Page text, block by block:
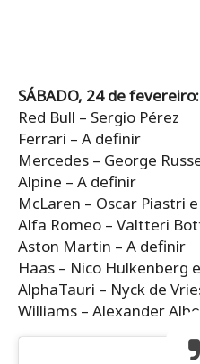
SÁBADO, 24 de fevereiro:
Red Bull – Sergio Pérez
Ferrari – A definir
Mercedes – George
Alpine – A definir
McLaren – Oscar Piastri
Alfa Romeo – Valtteri
Aston Martin – A definir
Haas – Nico Hulkenberg
AlphaTauri – Nyck de
Williams – Alexander